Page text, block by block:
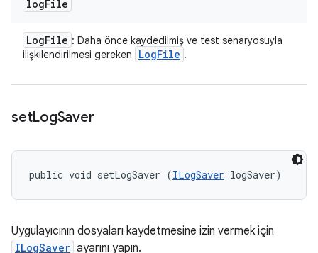
logFile
LogFile : Daha önce kaydedilmiş ve test senaryosuyla
ilişkilendirilmesi gereken
LogFile .
setLogSaver
public void setLogSaver (ILogSaver logSaver)
Uygulayıcının dosyaları kaydetmesine izin vermek için
ILogSaver ayarını yapın.